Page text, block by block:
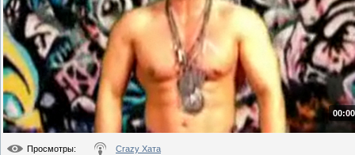
Просмотры: Crazy Хата